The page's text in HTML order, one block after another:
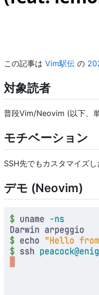
この記事は Vim駅伝 の
対象読者
普段Vim/Neovim (以下、
モチベーション
SSH先でもカスタマイズ
デモ (Neovim)